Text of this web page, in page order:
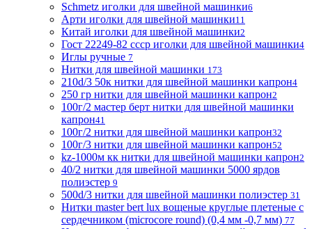
Schmetz иголки для швейной машинки6
Арти иголки для швейной машинки11
Китай иголки для швейной машинки2
Гост 22249-82 ссср иголки для швейной машинки4
Иглы ручные 7
Нитки для швейной машинки 173
210d/3 50к нитки для швейной машинки капрон4
250 гр нитки для швейной машинки капрон2
100г/2 мастер берт нитки для швейной машинки
капрон41
100г/2 нитки для швейной машинки капрон32
100г/3 нитки для швейной машинки капрон52
kz-1000м кк нитки для швейной машинки капрон2
40/2 нитки для швейной машинки 5000 ярдов
полиэстер 9
500d/3 нитки для швейной машинки полиэстер 31
Нитки master bert lux вощеные круглые плетеные с
сердечником (microcore round) (0,4 мм -0,7 мм) 77